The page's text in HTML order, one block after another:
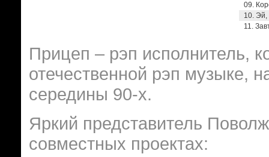
09.
10. Эй,
11.
Прицеп – рэп исполнитель,
отечественной рэп музыке,
середины 90-х.
Яркий представитель
совместных проектах: